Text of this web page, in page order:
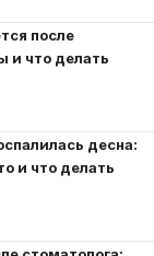
после
и что делать
десна:
и что делать